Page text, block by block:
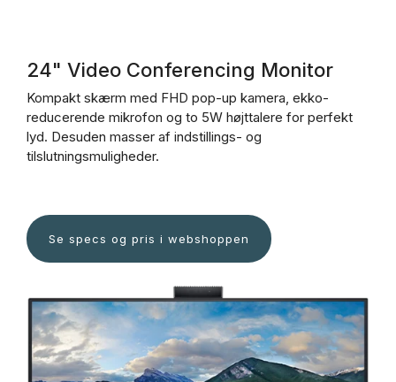
24" Video Conferencing Monitor
Kompakt skærm med FHD pop-up kamera, ekko-
reducerende mikrofon og to 5W højttalere for perfekt
lyd. Desuden masser af indstillings- og
tilslutningsmuligheder.
Se specs og pris i webshoppen